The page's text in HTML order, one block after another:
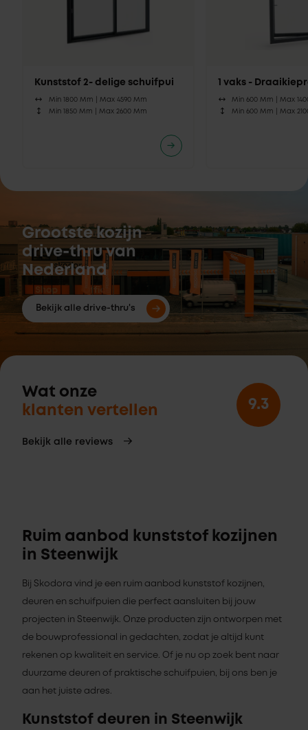
Kunststof 2- delige schuifpui
Min 1800 Mm | Max 4590 Mm
Min 1850 Mm | Max 2600 Mm
1 vaks -
Min 600 Mm |Max
Min 600 Mm |Max
Grootste kozijn
drive-thru van
Nederland
Bekijk alle drive-thru's
Wat onze
klanten vertellen
Bekijk alle reviews
9.3
Ruim aanbod kunststof kozijnen
in Steenwijk
Bij Skodora vind je een ruim aanbod kunststof kozijnen,
deuren en schuifpuien die perfect aansluiten bij jouw
projecten in Steenwijk. Onze producten zijn ontworpen met
de bouwprofessional in gedachten, zodat je altijd kunt
rekenen op kwaliteit en service. Of je nu op zoek bent naar
duurzame deuren of praktische schuifpuien, bij ons ben je
aan het juiste adres.
Kunststof deuren in Steenwijk